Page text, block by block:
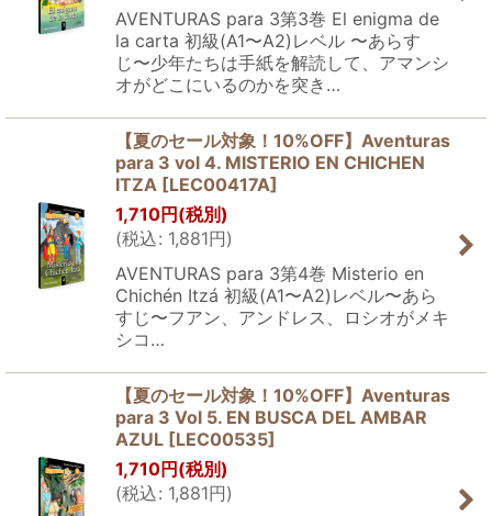
AVENTURAS para 3第3巻 El enigma de
la carta 初級(A1〜A2)レベル 〜あらす
じ〜少年たちは手紙を解読して、アマンシ
オがどこにいるのかを突き…
【夏のセール対象！10%OFF】Aventuras
para 3 vol 4. MISTERIO EN CHICHEN
ITZA [LEC00417A]
1,710円 (税別)
(税込: 1,881円)
AVENTURAS para 3第4巻 Misterio en
Chichén Itzá 初級(A1〜A2)レベル〜あら
すじ〜フアン、アンドレス、ロシオがメキ
シコ…
【夏のセール対象！10%OFF】Aventuras
para 3 Vol 5. EN BUSCA DEL AMBAR
AZUL [LEC00535]
1,710円 (税別)
(税込: 1,881円)